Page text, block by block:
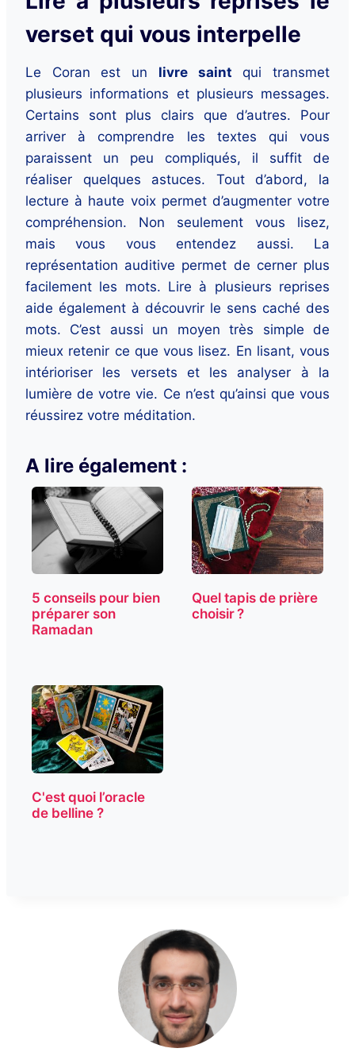
verset qui vous interpelle
Le Coran est un livre saint qui transmet
plusieurs informations et plusieurs messages.
Certains sont plus clairs que d’autres. Pour
arriver à comprendre les textes qui vous
paraissent un peu compliqués, il suffit de
réaliser quelques astuces. Tout d’abord, la
lecture à haute voix permet d’augmenter votre
compréhension. Non seulement vous lisez,
mais vous vous entendez aussi. La
représentation auditive permet de cerner plus
facilement les mots. Lire à plusieurs reprises
aide également à découvrir le sens caché des
mots. C’est aussi un moyen très simple de
mieux retenir ce que vous lisez. En lisant, vous
intérioriser les versets et les analyser à la
lumière de votre vie. Ce n’est qu’ainsi que vous
réussirez votre méditation.
A lire également :
5 conseils pour bien
préparer son
Ramadan
Quel tapis de prière
choisir ?
C'est quoi l’oracle
de belline ?